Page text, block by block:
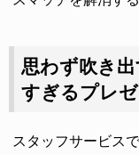
思わず吹き
すぎるプレゼ
スタッフサービス